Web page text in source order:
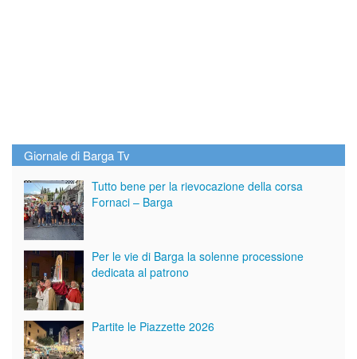
Giornale di Barga Tv
Tutto bene per la rievocazione della corsa
Fornaci – Barga
Per le vie di Barga la solenne processione
dedicata al patrono
Partite le Piazzette 2026